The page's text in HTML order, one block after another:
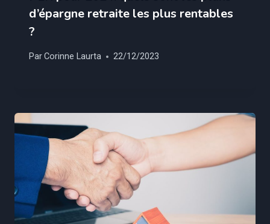
d’épargne retraite les plus rentables
?
ParCorinne Laurta 22/12/2023